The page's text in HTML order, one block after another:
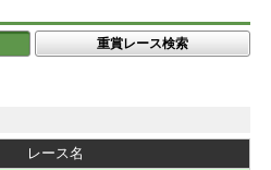
重賞レース検索
レース名